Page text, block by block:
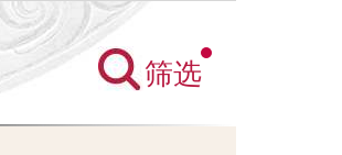
已售 新闻
筛选